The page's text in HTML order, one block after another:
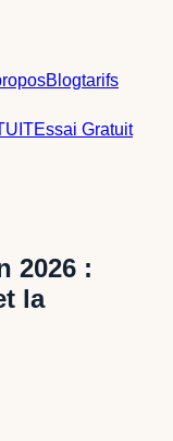
Blogtarifs
Essai Gratuit
2026 :
la